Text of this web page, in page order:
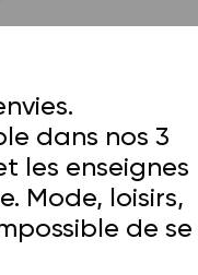
dans nos 3
les enseignes
Mode, loisirs,
de se